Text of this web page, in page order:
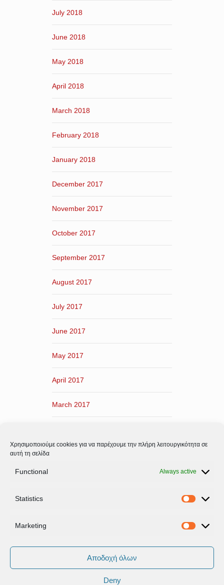
Χρησιμοποιούμε cookies για να παρέχουμε την πλήρη λειτουργικότητα σε
αυτή τη σελίδα
Functional Always active
Statistics
Marketing
Αποδοχή όλων
Deny
July 2018
June 2018
May 2018
April 2018
March 2018
February 2018
January 2018
December 2017
November 2017
October 2017
September 2017
August 2017
July 2017
June 2017
May 2017
April 2017
March 2017